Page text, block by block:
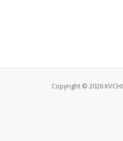
Copyright © 2026